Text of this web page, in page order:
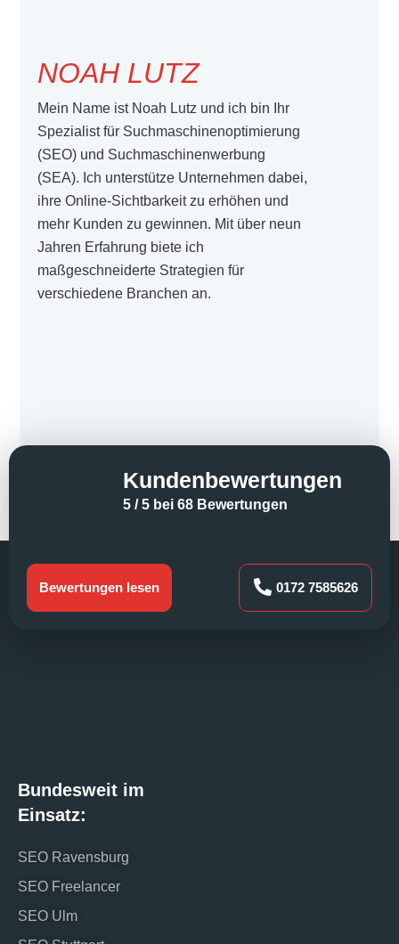
NOAH LUTZ
Mein Name ist Noah Lutz und ich bin Ihr
Spezialist für Suchmaschinenoptimierung
(SEO) und Suchmaschinenwerbung
(SEA). Ich unterstütze Unternehmen dabei,
ihre Online-Sichtbarkeit zu erhöhen und
mehr Kunden zu gewinnen. Mit über neun
Jahren Erfahrung biete ich
maßgeschneiderte Strategien für
verschiedene Branchen an.
Kundenbewertungen
5 / 5 bei 68 Bewertungen
Bewertungen lesen 0172 7585626
Bundesweit im
Einsatz:
SEO Ravensburg
SEO Freelancer
SEO Ulm